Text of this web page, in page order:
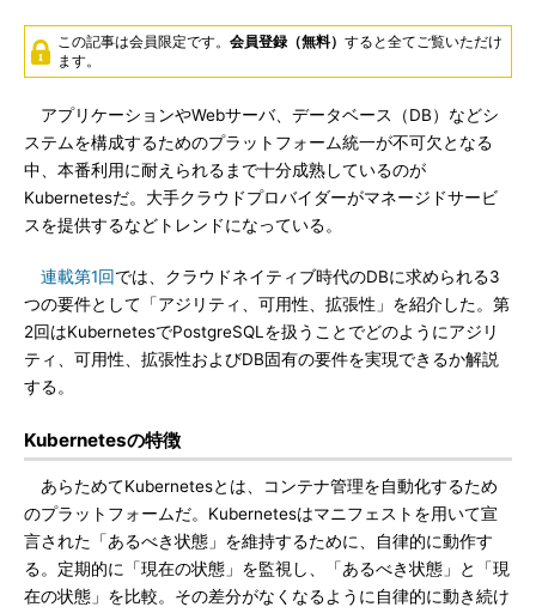
この記事は会員限定です。 会員登録（無料） すると全てご覧いただけ
ます。
アプリケーションやWebサーバ、データベース（DB）などシ
ステムを構成するためのプラットフォーム統一が不可欠となる
中、本番利用に耐えられるまで十分成熟しているのが
Kubernetesだ。大手クラウドプロバイダーがマネージドサービ
スを提供するなどトレンドになっている。
連載第1回では、クラウドネイティブ時代のDBに求められる3
つの要件として「アジリティ、可用性、拡張性」を紹介した。第
2回はKubernetesでPostgreSQLを扱うことでどのようにアジリ
ティ、可用性、拡張性およびDB固有の要件を実現できるか解説
する。
Kubernetesの特徴
あらためてKubernetesとは、コンテナ管理を自動化するため
のプラットフォームだ。Kubernetesはマニフェストを用いて宣
言された「あるべき状態」を維持するために、自律的に動作す
る。定期的に「現在の状態」を監視し、「あるべき状態」と「現
在の状態」を比較。その差分がなくなるように自律的に動き続け